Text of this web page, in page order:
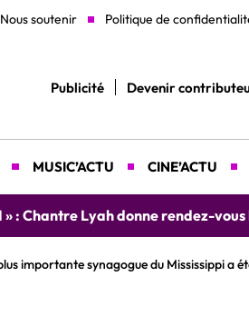
Nous soutenir Politique de
Publicité Devenir
MUSIC’ACTU CINE’ACTU
» : Chantre Lyah donne rendez-
importante synagogue du Mississippi a